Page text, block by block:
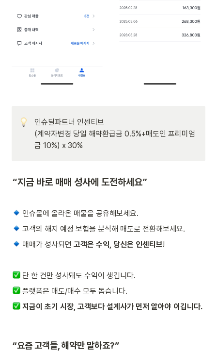
인슈딜파트너 인센티브
(계약자변경 당일 해약환급금 0.5%+매도인 프리미엄
금 10%) x 30%
“지금 바로 매매 성사에 도전하세요”
인슈몰에 올라온 매물을 공유해보세요.
고객의 해지 예정 보험을 분석해 매도로 전환해보세요.
매매가 성사되면 고객은 수익, 당신은 인센티브!
단 한 건만 성사돼도 수익이 생깁니다.
플랫폼은 매도/매수 모두 돕습니다.
지금이 초기 시장, 고객보다 설계사가 먼저 알아야 이깁니다.
“요즘 고객들, 해약만 말하죠?”